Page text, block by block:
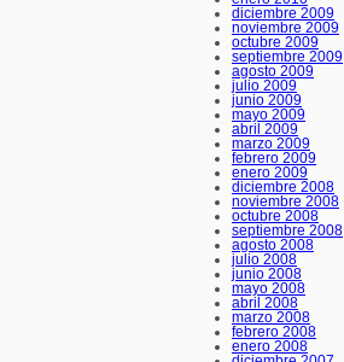
diciembre 2009
noviembre 2009
octubre 2009
septiembre 2009
agosto 2009
julio 2009
junio 2009
mayo 2009
abril 2009
marzo 2009
febrero 2009
enero 2009
diciembre 2008
noviembre 2008
octubre 2008
septiembre 2008
agosto 2008
julio 2008
junio 2008
mayo 2008
abril 2008
marzo 2008
febrero 2008
enero 2008